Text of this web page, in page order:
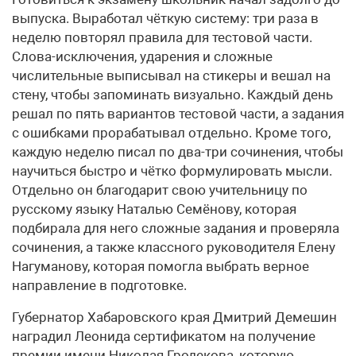
выпуска. Выработал чёткую систему: три раза в
неделю повторял правила для тестовой части.
Слова-исключения, ударения и сложные
числительные выписывал на стикеры и вешал на
стену, чтобы запоминать визуально. Каждый день
решал по пять вариантов тестовой части, а задания
с ошибками прорабатывал отдельно. Кроме того,
каждую неделю писал по два-три сочинения, чтобы
научиться быстро и чётко формулировать мысли.
Отдельно он благодарит свою учительницу по
русскому языку Наталью Семёнову, которая
подбирала для него сложные задания и проверяла
сочинения, а также классного руководителя Елену
Нагуманову, которая помогла выбрать верное
направление в подготовке.
Губернатор Хабаровского края Дмитрий Демешин
наградил Леонида сертификатом на получение